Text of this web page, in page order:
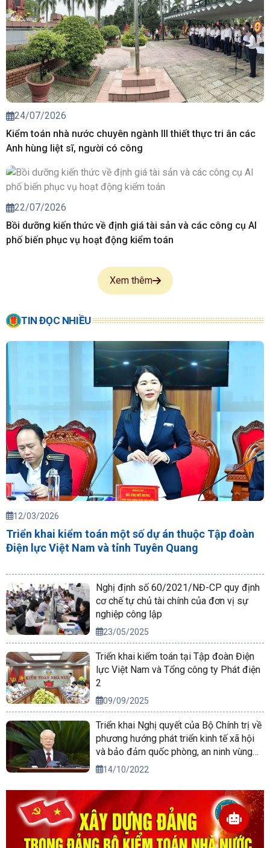
24/07/2026
Kiểm toán nhà nước chuyên ngành III thiết thực tri ân các
Anh hùng liệt sĩ, người có công
22/07/2026
Bồi dưỡng kiến thức về định giá tài sản và các công cụ AI
phố biến phục vụ hoạt động kiểm toán
Xem thêm
TIN ĐỌC NHIỀU
12/03/2026
Triển khai kiểm toán một số dự án thuộc Tập đoàn
Điện lực Việt Nam và tỉnh Tuyên Quang
Nghị định số 60/2021/NĐ-CP quy định
cơ chế tự chủ tài chính của đơn vị sự
nghiệp công lập
23/05/2025
Triển khai kiểm toán tại Tập đoàn Điện
lực Việt Nam và Tổng công ty Phát điện
2
09/09/2025
Triển khai Nghị quyết của Bộ Chính trị về
phương hướng phát triển kinh tế xã hội
và bảo đảm quốc phòng, an ninh vùng
Tây Nguyên đến năm 2030, tầm nhìn
14/10/2022